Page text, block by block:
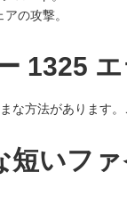
の攻撃。
1325
な方法があります
短いフ